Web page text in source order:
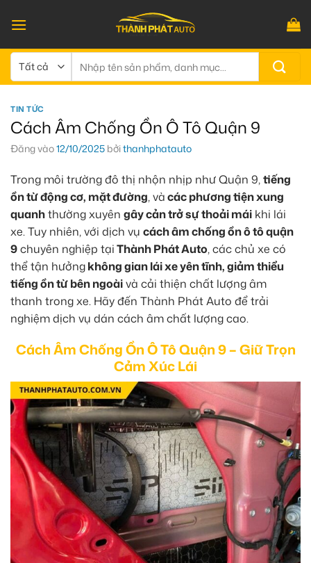
qua
dung
kiếm:
TIN TỨC
Cách Âm Chống Ồn Ô Tô Quận 9
Đăng vào12/10/2025 bởithanhphatauto
Trong môi trường đô thị nhộn nhịp như Quận 9,tiếng
ồn từ động cơ, mặt đường, vàcác phương tiện xung
quanhthường xuyên gây cản trở sự thoải mái khi lái
xe. Tuy nhiên, với dịch vụ cách âm chống ồn ô tô quận
9chuyên nghiệp tạiThành Phát Auto, các chủ xe có
thể tận hưởngkhông gian lái xe yên tĩnh, giảm thiểu
tiếng ồn từ bên ngoàivà cải thiện chất lượng âm
thanh trong xe. Hãy đến Thành Phát Auto để trải
nghiệm dịch vụ dán cách âm chất lượng cao.
Cách Âm Chống Ồn Ô Tô Quận 9 – Giữ Trọn
Cảm Xúc Lái